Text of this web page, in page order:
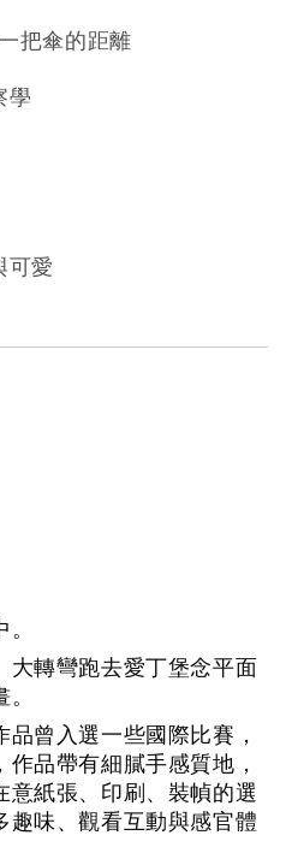
把傘的距離
學
可愛
大轉彎跑去愛丁堡念平面
曾入選一些國際比賽，
品帶有細膩手感質地，
意紙張、印刷、裝幀的選
趣味、觀看互動與感官體